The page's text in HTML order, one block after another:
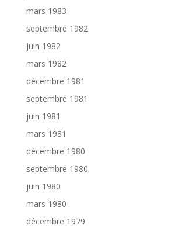
mars 1983
septembre 1982
juin 1982
mars 1982
décembre 1981
septembre 1981
juin 1981
mars 1981
décembre 1980
septembre 1980
juin 1980
mars 1980
décembre 1979